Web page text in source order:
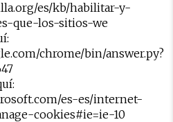
es/kb/habilitar-y-
que-los-sitios-we
chrome/bin/answer.py?
es-es/internet-
cookies#ie=ie-10